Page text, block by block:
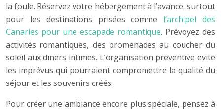
la foule. Réservez votre hébergement à l’avance, surtout
pour les destinations prisées comme l’archipel des
Canaries pour une escapade romantique. Prévoyez des
activités romantiques, des promenades au coucher du
soleil aux dîners intimes. L’organisation préventive évite
les imprévus qui pourraient compromettre la qualité du
séjour et les souvenirs créés.
Pour créer une ambiance encore plus spéciale, pensez à